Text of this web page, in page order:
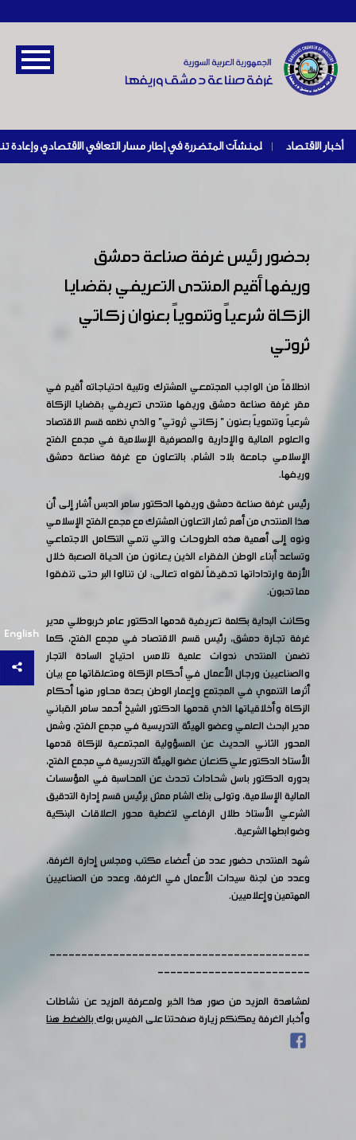
أخبار الاقتصاد |
English
بحضور رئيس غرفة صناعة دمشق
وريفها أقيم المنتدى التعريفي بقضايا
الزكاة شرعياً وتنموياً بعنوان زكاتي
ثروتي
انطلاقاً من الواجب المجتمعي المشترك وتلبية احتياجاته أقيم في
مقر غرفة صناعة دمشق وريفها منتدى تعريفي بقضايا الزكاة
شرعياً وتنموياً بعنون " زكاتي ثروتي" والذي نظمه قسم الاقتصاد
والعلوم المالية والإدارية والمصرفية الإسلامية في مجمع الفتح
الإسلامي جامعة بلاد الشام، بالتعاون مع غرفة صناعة دمشق
وريفها.
رئيس غرفة صناعة دمشق وريفها الدكتور سامر الدبس أشار إلى أن
هذا المنتدى من أهم ثمار التعاون المشترك مع مجمع الفتح الإسلامي
ونوه إلى أهمية هذه الطروحات والتي تنمي التكامل الاجتماعي
وتساعد أبناء الوطن الفقراء الذين يعانون من الحياة الصعبة خلال
الأزمة وارتداداتها تحقيقاً لقواه تعالى: لن تنالوا البر حتى تنفقوا
مما تحبون.
وكانت البداية بكلمة تعريفية قدمها الدكتور عامر خربوطلي مدير
غرفة تجارة دمشق، رئيس قسم الاقتصاد في مجمع الفتح، كما
تضمن المنتدى ندوات علمية تلامس احتياج السادة التجار
والصناعيين ورجال الأعمال في أحكام الزكاة ومتعلقاتها مع بيان
أثرها التنموي في المجتمع وإعمار الوطن بعدة محاور منها أحكام
الزكاة وأخلاقياتها الذي قدمها الدكتور الشيخ أحمد سامر القباني
مدير البحث العلمي وعضو الهيئة التدريسية في مجمع الفتح، وشمل
المحور الثاني الحديث عن المسؤولية المجتمعية للزكاة قدمها
الأستاذ الدكتور علي كنعان عضو الهيئة التدريسية في مجمع الفتح،
بدوره الدكتور باسل شحادات تحدث عن المحاسبة في المؤسسات
المالية الإسلامية، وتولى بنك الشام ممثل برئيس قسم إدارة التدقيق
الشرعي الأستاذ طلال الرفاعي لتغطية محور العلاقات البنكية
وضوابطها الشرعية.
شهد المنتدى حضور عدد من أعضاء مكتب ومجلس إدارة الغرفة،
وعدد من لجنة سيدات الأعمال في الغرفة، وعدد من الصناعيين
المهتمين وإعلاميين.
-----------------------------------------
------------------------
لمشاهدة المزيد من صور هذا الخبر ولمعرفة المزيد عن نشاطات
وأخبار الغرفة يمكنكم زيارة صفحتنا على الفيس بوكبالضغط هنا